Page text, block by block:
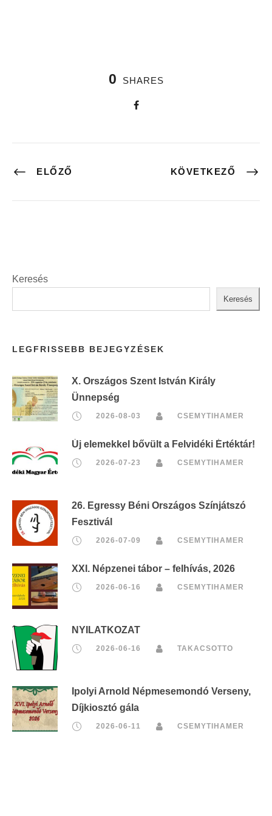
0 SHARES
ELŐZŐ KÖVETKEZŐ
Keresés
Keresés
LEGFRISSEBB BEJEGYZÉSEK
X. Országos Szent István Király
Ünnepség
2026-08-03 CSEMYTIHAMER
Új elemekkel bővült a Felvidéki Értéktár!
2026-07-23 CSEMYTIHAMER
26. Egressy Béni Országos Színjátszó
Fesztivál
2026-07-09 CSEMYTIHAMER
XXI. Népzenei tábor – felhívás, 2026
2026-06-16 CSEMYTIHAMER
NYILATKOZAT
2026-06-16 TAKACSOTTO
Ipolyi Arnold Népmesemondó Verseny,
Díjkiosztó gála
2026-06-11 CSEMYTIHAMER